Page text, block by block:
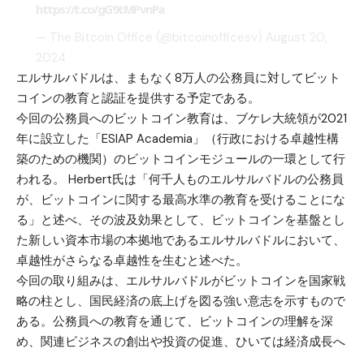
エルサルバドルは、まもなく8万人の公務員に対してビット
コインの教育と認証を提供する予定である。
今回の公務員へのビットコイン教育は、ブケレ大統領が2021
年に設立した「ESIAP Academia」（行政における卓越性構
築のための機関）のビットコインモジュールの一環として行
われる。 Herbert氏は「何千人ものエルサルバドルの公務員
が、ビットコインに関する最高水準の教育を受けることにな
る」と述べ、その波及効果として、ビットコインを基盤とし
た新しい資本市場の本拠地であるエルサルバドルにおいて、
卓越性がさらなる卓越性を生むと述べた。
今回の取り組みは、エルサルバドルがビットコインを国家戦
略の柱とし、国民経済の底上げを図る強い意志を示すもので
ある。公務員への教育を通じて、ビットコインの理解を深
め、関連ビジネスの創出や投資の促進、ひいては経済成長へ